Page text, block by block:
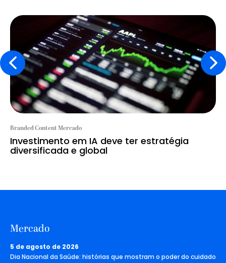
Branded Content Mercado
Investimento em IA deve ter estratégia
diversificada e global
Mercado
5 de agosto de 2026
Dia Nacional da Saúde: histórias que mostram o poder do cuidado